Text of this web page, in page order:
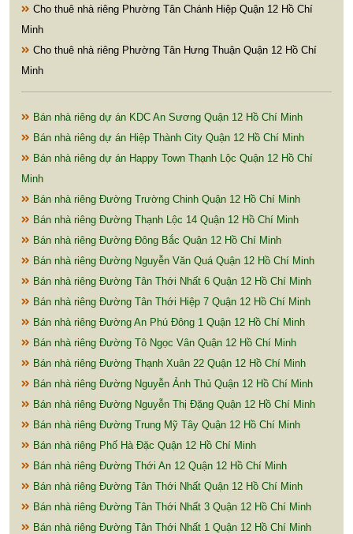
Cho thuê nhà riêng Phường Tân Chánh Hiệp Quận 12 Hồ Chí
Minh
Cho thuê nhà riêng Phường Tân Hưng Thuận Quận 12 Hồ Chí
Minh
Bán nhà riêng dự án KDC An Sương Quận 12 Hồ Chí Minh
Bán nhà riêng dự án Hiệp Thành City Quận 12 Hồ Chí Minh
Bán nhà riêng dự án Happy Town Thạnh Lộc Quận 12 Hồ Chí
Minh
Bán nhà riêng Đường Trường Chinh Quận 12 Hồ Chí Minh
Bán nhà riêng Đường Thạnh Lộc 14 Quận 12 Hồ Chí Minh
Bán nhà riêng Đường Đông Bắc Quận 12 Hồ Chí Minh
Bán nhà riêng Đường Nguyễn Văn Quá Quận 12 Hồ Chí Minh
Bán nhà riêng Đường Tân Thới Nhất 6 Quận 12 Hồ Chí Minh
Bán nhà riêng Đường Tân Thới Hiệp 7 Quận 12 Hồ Chí Minh
Bán nhà riêng Đường An Phú Đông 1 Quận 12 Hồ Chí Minh
Bán nhà riêng Đường Tô Ngọc Vân Quận 12 Hồ Chí Minh
Bán nhà riêng Đường Thạnh Xuân 22 Quận 12 Hồ Chí Minh
Bán nhà riêng Đường Nguyễn Ảnh Thủ Quận 12 Hồ Chí Minh
Bán nhà riêng Đường Nguyễn Thị Đặng Quận 12 Hồ Chí Minh
Bán nhà riêng Đường Trung Mỹ Tây Quận 12 Hồ Chí Minh
Bán nhà riêng Phố Hà Đặc Quận 12 Hồ Chí Minh
Bán nhà riêng Đường Thới An 12 Quận 12 Hồ Chí Minh
Bán nhà riêng Đường Tân Thới Nhất Quận 12 Hồ Chí Minh
Bán nhà riêng Đường Tân Thới Nhất 3 Quận 12 Hồ Chí Minh
Bán nhà riêng Đường Tân Thới Nhất 1 Quận 12 Hồ Chí Minh